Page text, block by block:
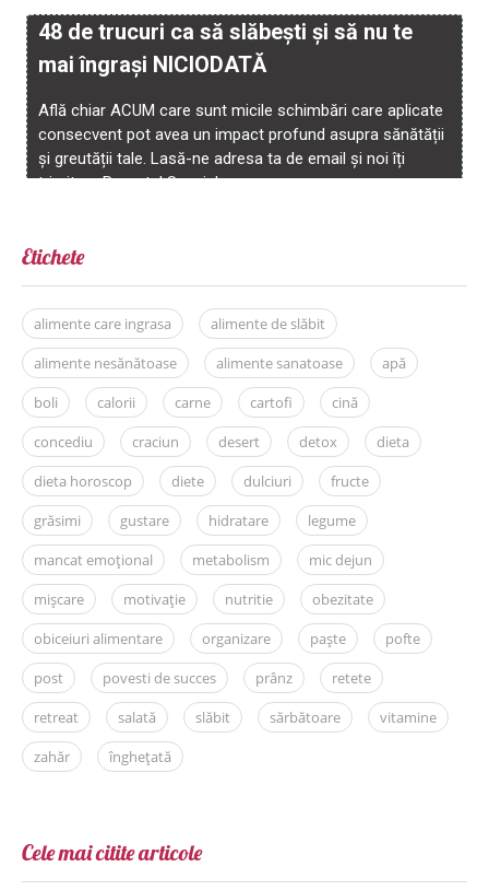
Etichete
alimente care ingrasa
alimente de slăbit
alimente nesănătoase
alimente sanatoase
apă
boli
calorii carne cartofi
cină
concediu
craciun desert detox
dieta
dieta horoscop
diete dulciuri
fructe
grăsimi
gustare hidratare
legume
mancat emoțional
metabolism
mic dejun
mișcare
motivație nutritie
obezitate
obiceiuri alimentare
organizare paște
pofte
post
povesti de succes prânz
retete
retreat
salată slăbit sărbătoare
vitamine
zahăr
înghețată
Cele mai citite articole